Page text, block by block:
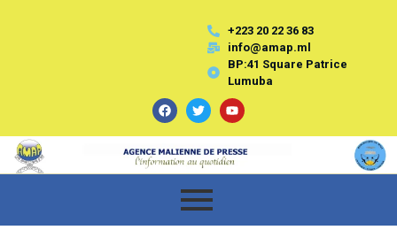
+223 20 22 36 83
info@amap.ml
BP:41 Square Patrice
Lumuba